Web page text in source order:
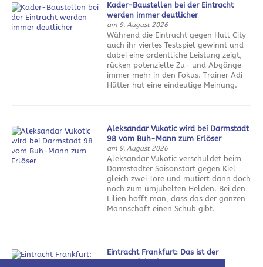
Kader-Baustellen bei der Eintracht
werden immer deutlicher
am 9. August 2026
Während die Eintracht gegen Hull City
auch ihr viertes Testspiel gewinnt und
dabei eine ordentliche Leistung zeigt,
rücken potenzielle Zu- und Abgänge
immer mehr in den Fokus. Trainer Adi
Hütter hat eine eindeutige Meinung.
Aleksandar Vukotic wird bei Darmstadt
98 vom Buh-Mann zum Erlöser
am 9. August 2026
Aleksandar Vukotic verschuldet beim
Darmstädter Saisonstart gegen Kiel
gleich zwei Tore und mutiert dann doch
noch zum umjubelten Helden. Bei den
Lilien hofft man, dass das der ganzen
Mannschaft einen Schub gibt.
Eintracht Frankfurt: Das ist der